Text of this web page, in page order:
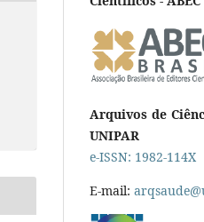
Arquivos de
UNIPAR
e-ISSN: 1982-114X
E-mail: